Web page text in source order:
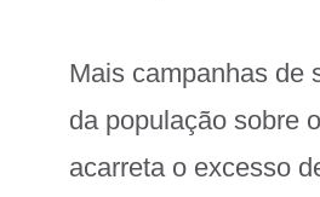
Mais campanhas de
da população sobre
acarreta o excesso